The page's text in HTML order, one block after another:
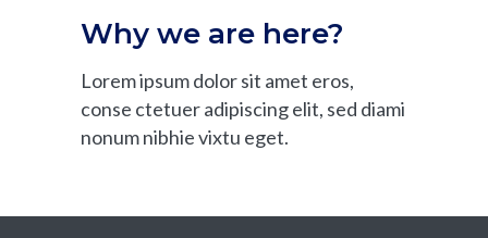
Why we are here?
Lorem ipsum dolor sit amet eros,
conse ctetuer adipiscing elit, sed diami
nonum nibhie vixtu eget.